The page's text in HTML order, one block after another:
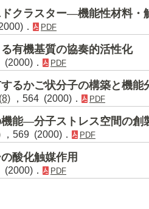
クラスター―機能性材料
． PDF
有機基質の協奏的活性化
(2000)． PDF
るかご状分子の構築と機能
，564 (2000)． PDF
能―分子ストレス空間の創
，569 (2000)． PDF
酸化触媒作用
(2000)． PDF